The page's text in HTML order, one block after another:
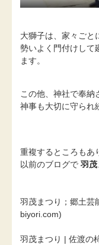
大獅子は、家々ごと
勢いよく門付けして
ます。
この他、神社で奉納
神事も大切に守られ
重複するところもあ
以前のブログで 羽茂
羽茂まつり；郷土芸
biyori.com)
羽茂まつり | 佐渡の